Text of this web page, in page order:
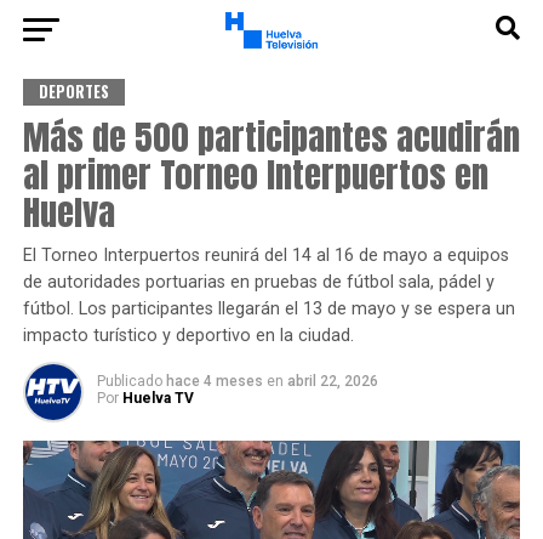
DEPORTES
Más de 500 participantes acudirán
al primer Torneo Interpuertos en
Huelva
El Torneo Interpuertos reunirá del 14 al 16 de mayo a equipos
de autoridades portuarias en pruebas de fútbol sala, pádel y
fútbol. Los participantes llegarán el 13 de mayo y se espera un
impacto turístico y deportivo en la ciudad.
Publicado hace 4 meses en abril 22, 2026
Por Huelva TV